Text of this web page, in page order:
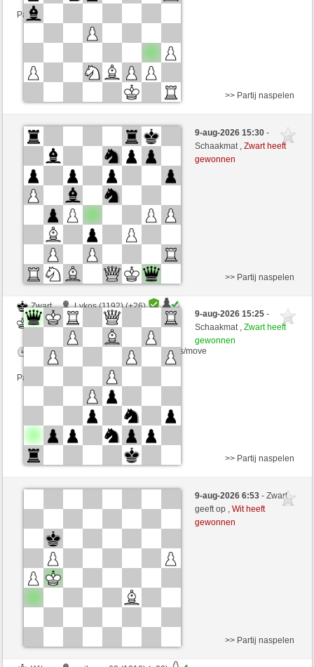
Partij telt mee voor de ranglijst
Zwart
ermaba (1278) (-16)
Wit
VITORIA (1273) (+16)
Speelduur: 15 minutes/side + 3 seconds/move
Partij telt mee voor de ranglijst
>> Partij naspelen
9-aug-2026 15:30-
Schaakmat ,Zwart heeft
gewonnen
Zwart
Lykos (1192) (+26)
Wit
VITORIA (1294) (-21)
Speelduur: 23 minutes/side + 8 seconds/move
Partij telt mee voor de ranglijst
>> Partij naspelen
9-aug-2026 15:25-
Schaakmat ,Zwart heeft
gewonnen
Wit
Lykos (1204) (-12)
Speelduur: 23 minutes/side + 8 seconds/move
Partij telt mee voor de ranglijst
>> Partij naspelen
9-aug-2026 6:53- Zwart
geeft op ,Wit heeft
gewonnen
>> Partij naspelen